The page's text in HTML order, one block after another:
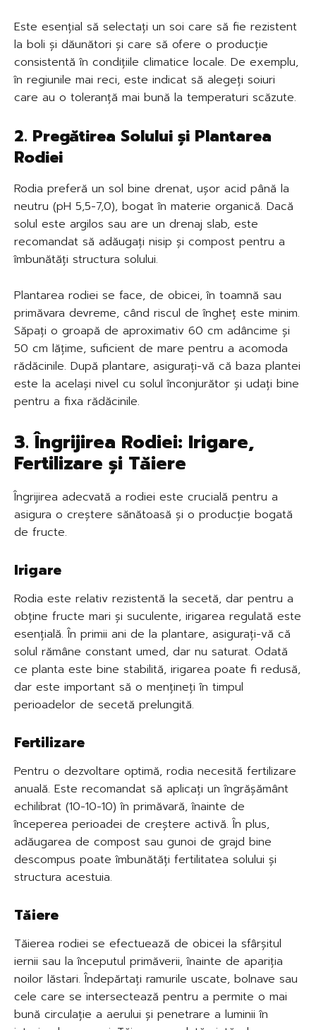
Este esențial să selectați un soi care să fie rezistent
la boli și dăunători și care să ofere o producție
consistentă în condițiile climatice locale. De exemplu,
în regiunile mai reci, este indicat să alegeți soiuri
care au o toleranță mai bună la temperaturi scăzute.
2. Pregătirea Solului și Plantarea
Rodiei
Rodia preferă un sol bine drenat, ușor acid până la
neutru (pH 5,5-7,0), bogat în materie organică. Dacă
solul este argilos sau are un drenaj slab, este
recomandat să adăugați nisip și compost pentru a
îmbunătăți structura solului.
Plantarea rodiei se face, de obicei, în toamnă sau
primăvara devreme, când riscul de îngheț este minim.
Săpați o groapă de aproximativ 60 cm adâncime și
50 cm lățime, suficient de mare pentru a acomoda
rădăcinile. După plantare, asigurați-vă că baza plantei
este la același nivel cu solul înconjurător și udați bine
pentru a fixa rădăcinile.
3. Îngrijirea Rodiei: Irigare,
Fertilizare și Tăiere
Îngrijirea adecvată a rodiei este crucială pentru a
asigura o creștere sănătoasă și o producție bogată
de fructe.
Irigare
Rodia este relativ rezistentă la secetă, dar pentru a
obține fructe mari și suculente, irigarea regulată este
esențială. În primii ani de la plantare, asigurați-vă că
solul rămâne constant umed, dar nu saturat. Odată
ce planta este bine stabilită, irigarea poate fi redusă,
dar este important să o mențineți în timpul
perioadelor de secetă prelungită.
Fertilizare
Pentru o dezvoltare optimă, rodia necesită fertilizare
anuală. Este recomandat să aplicați un îngrășământ
echilibrat (10-10-10) în primăvară, înainte de
începerea perioadei de creștere activă. În plus,
adăugarea de compost sau gunoi de grajd bine
descompus poate îmbunătăți fertilitatea solului și
structura acestuia.
Tăiere
Tăierea rodiei se efectuează de obicei la sfârșitul
iernii sau la începutul primăverii, înainte de apariția
noilor lăstari. Îndepărtați ramurile uscate, bolnave sau
cele care se intersectează pentru a permite o mai
bună circulație a aerului și penetrare a luminii în